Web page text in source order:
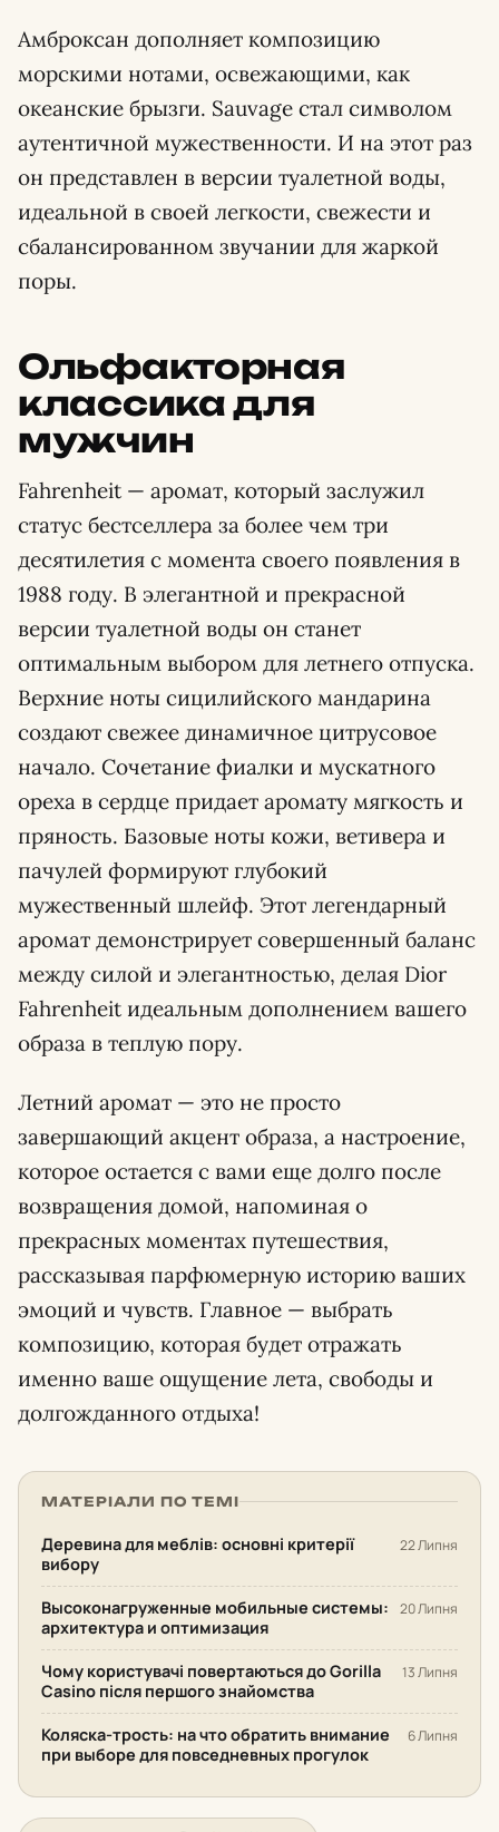
Амброксан дополняет композицию
морскими нотами, освежающими, как
океанские брызги. Sauvage стал символом
аутентичной мужественности. И на этот раз
он представлен в версии туалетной воды,
идеальной в своей легкости, свежести и
сбалансированном звучании для жаркой
поры.
Ольфакторная
классика для
мужчин
Fahrenheit — аромат, который заслужил
статус бестселлера за более чем три
десятилетия с момента своего появления в
1988 году. В элегантной и прекрасной
версии туалетной воды он станет
оптимальным выбором для летнего отпуска.
Верхние ноты сицилийского мандарина
создают свежее динамичное цитрусовое
начало. Сочетание фиалки и мускатного
ореха в сердце придает аромату мягкость и
пряность. Базовые ноты кожи, ветивера и
пачулей формируют глубокий
мужественный шлейф. Этот легендарный
аромат демонстрирует совершенный баланс
между силой и элегантностью, делая Dior
Fahrenheit идеальным дополнением вашего
образа в теплую пору.
Летний аромат — это не просто
завершающий акцент образа, а настроение,
которое остается с вами еще долго после
возвращения домой, напоминая о
прекрасных моментах путешествия,
рассказывая парфюмерную историю ваших
эмоций и чувств. Главное — выбрать
композицию, которая будет отражать
именно ваше ощущение лета, свободы и
долгожданного отдыха!
МАТЕРІАЛИ ПО ТЕМІ
Деревина для меблів: основні критерії
вибору
22 Липня
Высоконагруженные мобильные системы:
архитектура и оптимизация
20 Липня
Чому користувачі повертаються до Gorilla
Casino після першого знайомства
13 Липня
Коляска-трость: на что обратить внимание
при выборе для повседневных прогулок
6 Липня